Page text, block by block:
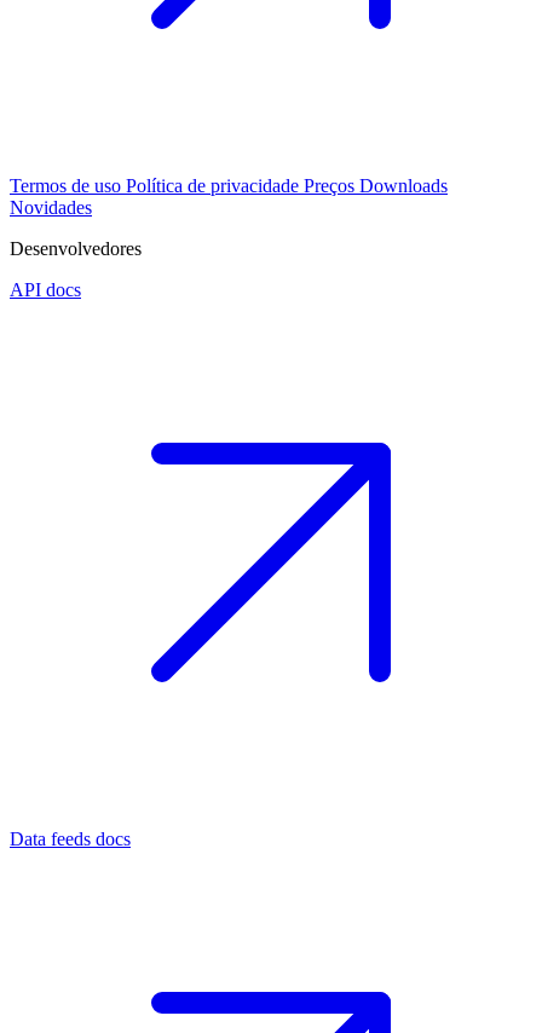
Termos de uso Política de privacidade Preços Downloads
Novidades
Desenvolvedores
API docs
Data feeds docs